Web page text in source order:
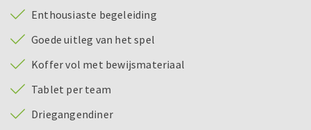
Enthousiaste begeleiding
Goede uitleg van het spel
Koffer vol met bewijsmateriaal
Tablet per team
Driegangendiner